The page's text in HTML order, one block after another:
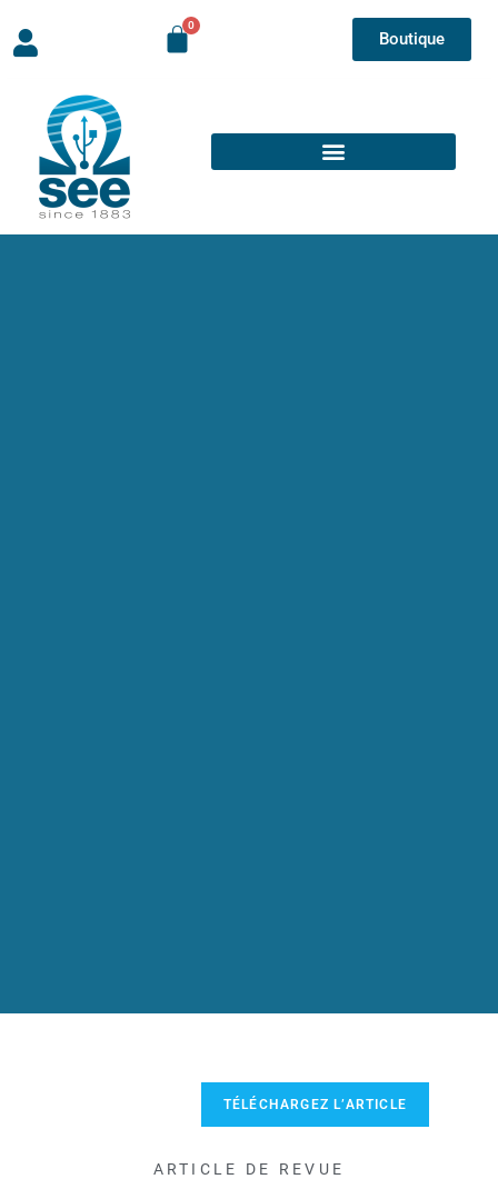
Boutique
TÉLÉCHARGEZ L’ARTICLE
ARTICLE DE REVUE